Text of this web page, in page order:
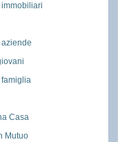
Casa
Mutuo